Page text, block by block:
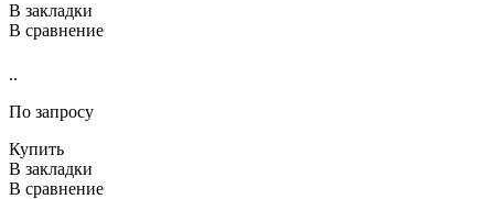
В закладки
В сравнение
..
По запросу
Купить
В закладки
В сравнение